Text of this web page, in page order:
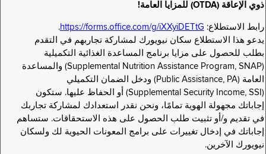
ذوي الإعاقة (OTDA) للمزايا العامة!
رابط الاستطلاع: https://forms.office.com/g/iXXyiDETtG
.
يدعو هذا الاستطلاع سكان نيويورك لمشاركة تجاربهم في التقدم
بطلب للحصول على مزايا برنامج المساعدة الغذائية التكميلية
(Supplemental Nutrition Assistance Program, SNAP) والمساعدة
العامة (Public Assistance, PA) ودخل الضمان التكميلي
(Supplemental Security Income, SSI) أو الحفاظ عليها. ستكون
إجاباتك مجهولة الهوية تمامًا، ونحن نقدر استعدادك لمشاركة تجاربك
في تقديم و/أو تثبيت طلب الحصول على هذه الاستحقاقات. ستساهم
إجاباتك في إدخال تغييرات على برامج المعونات الحيوية لك ولسكان
نيويورك الآخرين.